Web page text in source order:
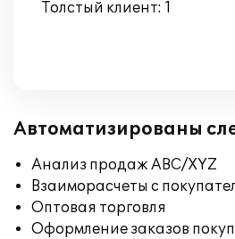
Толстый клиент: 1
Автоматизированы
Анализ продаж ABC/XYZ
Взаиморасчеты с
Оптовая торговля
Оформление заказов